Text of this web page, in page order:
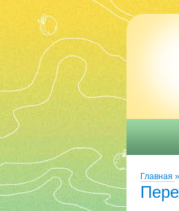
Главная »